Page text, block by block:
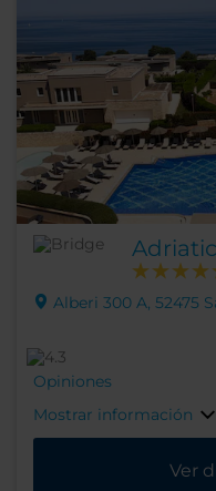
Alberi 300 A, 52475
Opiniones
Mostrar información
Ver